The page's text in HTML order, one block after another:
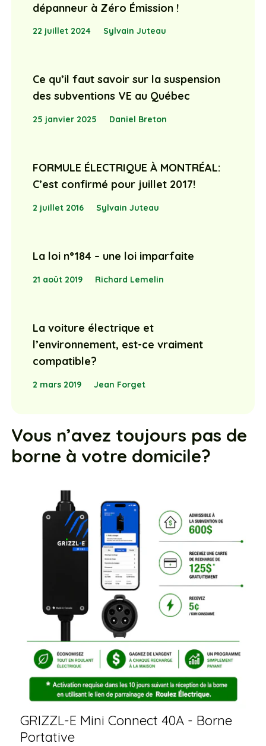
dépanneur à Zéro Émission !
22 juillet 2024 Sylvain Juteau
Ce qu’il faut savoir sur la suspension
des subventions VE au Québec
25 janvier 2025 Daniel Breton
FORMULE ÉLECTRIQUE À MONTRÉAL:
C’est confirmé pour juillet 2017!
2 juillet 2016 Sylvain Juteau
La loi n°184 – une loi imparfaite
21 août 2019 Richard Lemelin
La voiture électrique et
l’environnement, est-ce vraiment
compatible?
2 mars 2019 Jean Forget
Vous n’avez toujours pas de
borne à votre domicile?
GRIZZL-E Mini Connect 40A - Borne
Portative